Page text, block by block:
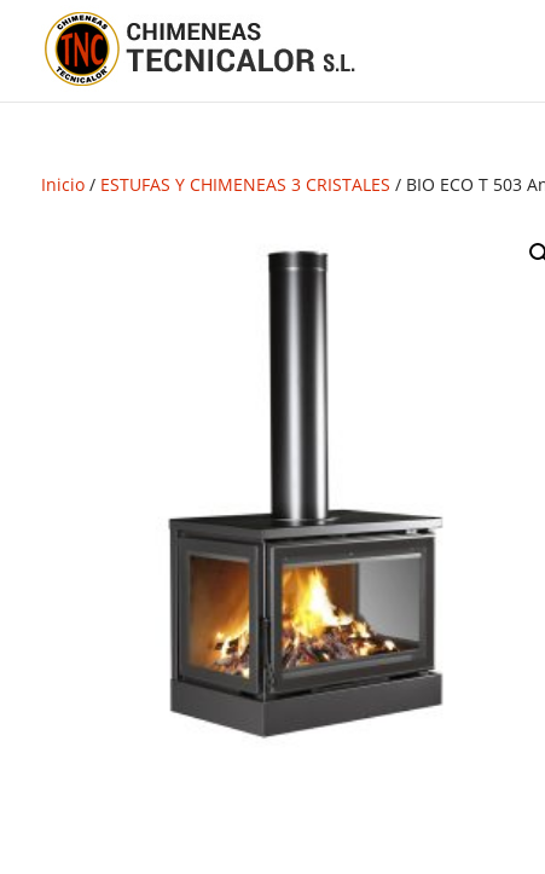
Inicio/ ESTUFAS Y CHIMENEAS 3 CRISTALES / BIO ECO T 503